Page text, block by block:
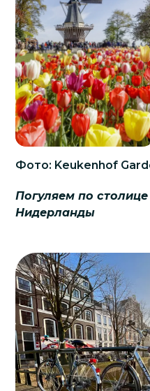
Фото: Keukenhof
Погуляем по
Нидерланды